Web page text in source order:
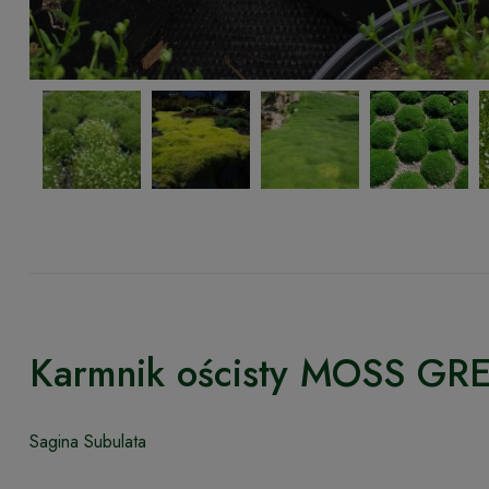
Karmnik ościsty MOSS
Sagina Subulata